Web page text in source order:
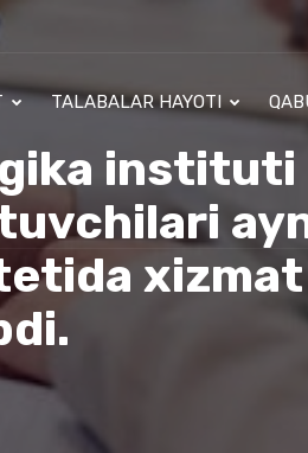
TALABALAR HAYOTI
instituti
xizmat